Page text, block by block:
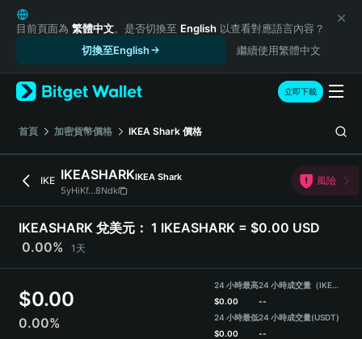
English
日本語
Русский
Español (Latinoamérica)
Türkçe
Italiano
简体中文
繁體中文
Português (Portugal)
Bahasa Indonesia
Español
目前頁面為 繁體中文。是否切換至 English 以查看對應語言內容？
切換至English
繼續使用繁體中文
立即下載
首頁 加密貨幣價格 IKEA Shark 價格
IKE IKEASHARKIKEA Shark
5yHiKf...8Ndk
風險
IKEASHARK 兌美元： 1 IKEASHARK = $0.00 USD
0.00%
1天
$0.00
0.00%
24 小時最高
$0.00
24 小時最低
$0.00
24 小時成交量（IKEASHARK）
--
24 小時成交量(USDT)
--